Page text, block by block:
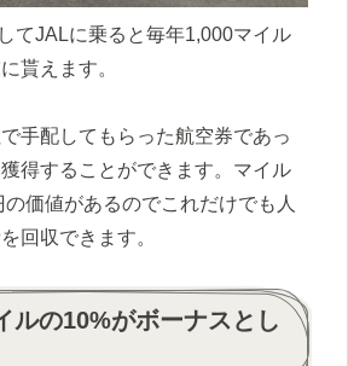
てJALに乗ると毎年1,000マイル
貰えます。
手配してもらった航空券であっ
得することができます。マイル
価値があるのでこれだけでも人
回収できます。
ルの10%がボーナスとし